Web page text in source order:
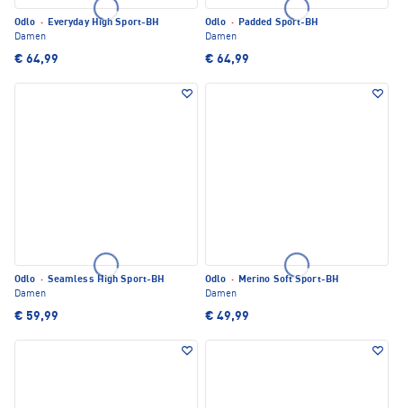
Odlo · Everyday High Sport-BH
Damen
€ 64,99
Odlo · Padded Sport-BH
Damen
€ 64,99
Odlo · Seamless High Sport-BH
Damen
€ 59,99
Odlo · Merino Soft Sport-BH
Damen
€ 49,99